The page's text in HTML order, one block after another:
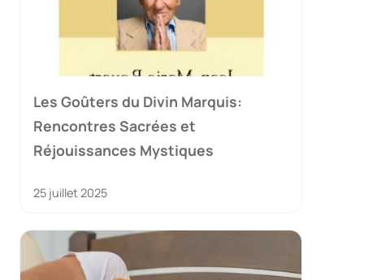
Les Goûters du Divin Marquis:
Rencontres Sacrées et
Réjouissances Mystiques
25 juillet 2025